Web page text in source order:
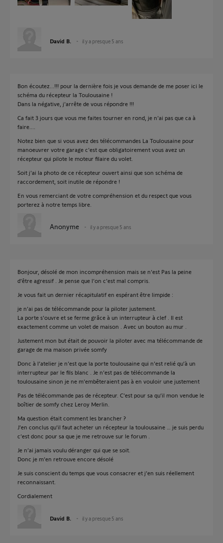
David B. il y a presque 5 ans
Bon écoutez...!!! pour la dernière fois je vous demande de me poser ici le
schéma du récepteur la Toulousaine !
Dans la négative, j'arrête de vous répondre !!!
Ca fait 3 jours que vous me faites tourner en rond, je n'ai pas que ca à
faire....
Notez bien que si vous avez des télécommandes La Toulousaine pour
manoeuvrer votre garage c'est que obligatoirement vous avez un
récepteur qui pilote le moteur filaire du volet.
Soit j'ai la photo de ce récepteur ouvert ainsi que son schéma de
raccordement, soit inutile de répondre !
En vous remerciant de votre compréhension et du respect que vous
porterez à notre temps libre.
Anonyme il y a presque 5 ans
Bonjour, désolé de mon incompréhension mais se n’est Pas la peine
d’être agressif . Je pense que l’on c’est mal compris.
Je vous fait un dernier récapitulatif en espérant être limpide :
je n’ai pas de télécommande pour la piloter justement.
La porte s’ouvre et se ferme grâce à un interrupteur à clef . Il est
exactement comme un volet de maison . Avec un bouton au mur .
Justement mon but était de pouvoir la piloter avec ma télécommande de
garage de ma maison privée somfy
Donc à l’atelier je n’est que la porte toulousaine qui n’est relié qu’à un
interrupteur par le fils blanc . Je n’est pas de télécommande la
toulousaine sinon je ne m’embêteraient pas à en vouloir une justement
Pas de télécommande pas de récepteur. C’est pour sa qu’il mon vendue le
boîtier de somfy chez Leroy Merlin.
Ma question était comment les brancher ?
J’en conclus qu’il faut acheter un récepteur la toulousaine … je suis perdu
c’est donc pour sa que je me retrouve sur le forum .
Je n’ai jamais voulu déranger qui que se soit.
Donc je m’en retrouve encore désolé
Je suis conscient du temps que vous consacrer et j’en suis réellement
reconnaissant.
Cordialement
David B. il y a presque 5 ans